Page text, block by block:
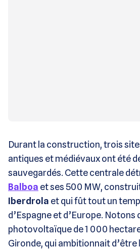
Durant la construction, trois
antiques et médiévaux ont été
sauvegardés. Cette centrale
Balboa et ses 500 MW,
Iberdrola et qui fût tout un
d’Espagne et d’Europe. Notons
photovoltaïque de 1 000
Gironde, qui ambitionnait d’être